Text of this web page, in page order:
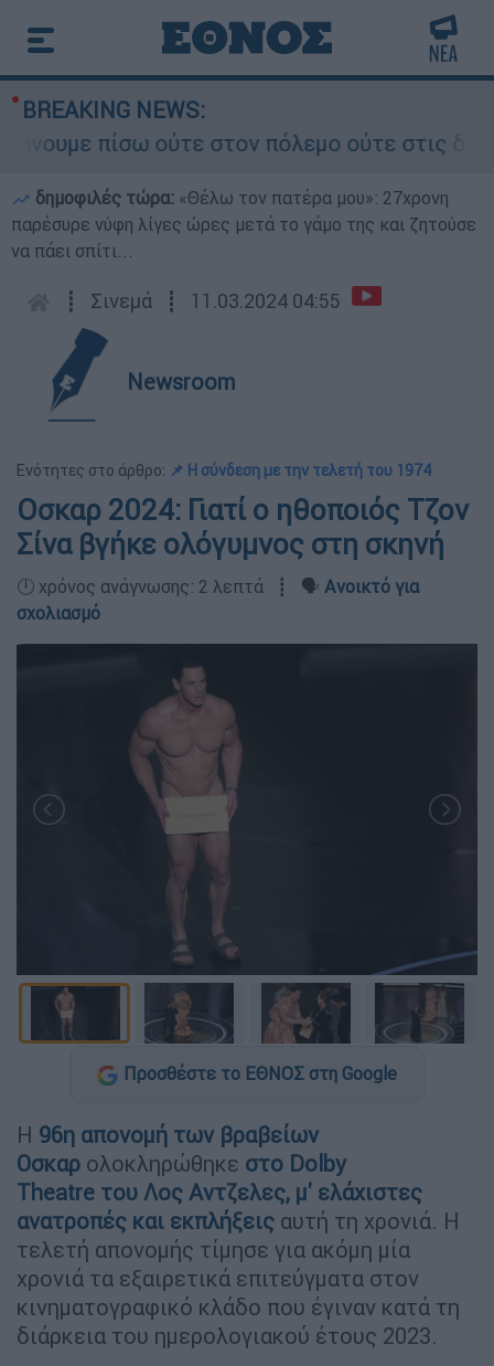
BREAKING NEWS:
πίσω ούτε στον πόλεμο ούτε στις
δημοφιλές τώρα: «Θέλω τον πατέρα μου»: 27χρονη
παρέσυρε νύφη λίγες ώρες μετά το γάμο της και ζητούσε
να πάει σπίτι...
┋ Σινεμά ┋ 11.03.2024 04:55
Newsroom
Ενότητες στο άρθρο: 📌 Η σύνδεση με την τελετή του 1974
Οσκαρ 2024: Γιατί ο ηθοποιός Τζον
Σίνα βγήκε ολόγυμνος στη σκηνή
🕛 χρόνος ανάγνωσης: 2 λεπτά ┋ 🗣️ Ανοικτό για
σχολιασμό
Προσθέστε το ΕΘΝΟΣ στη Google
Η 96η απονομή των βραβείων
Οσκαρ ολοκληρώθηκε στο Dolby
Theatre του Λος Αντζελες, μ' ελάχιστες
ανατροπές και εκπλήξεις αυτή τη χρονιά. Η
τελετή απονομής τίμησε για ακόμη μία
χρονιά τα εξαιρετικά επιτεύγματα στον
κινηματογραφικό κλάδο που έγιναν κατά τη
διάρκεια του ημερολογιακού έτους 2023.